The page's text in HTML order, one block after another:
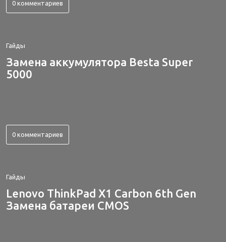
0 комментариев
Гайды
Замена аккумулятора Besta Super
5000
0 комментариев
Гайды
Lenovo ThinkPad X1 Carbon 6th Gen
Замена батареи CMOS